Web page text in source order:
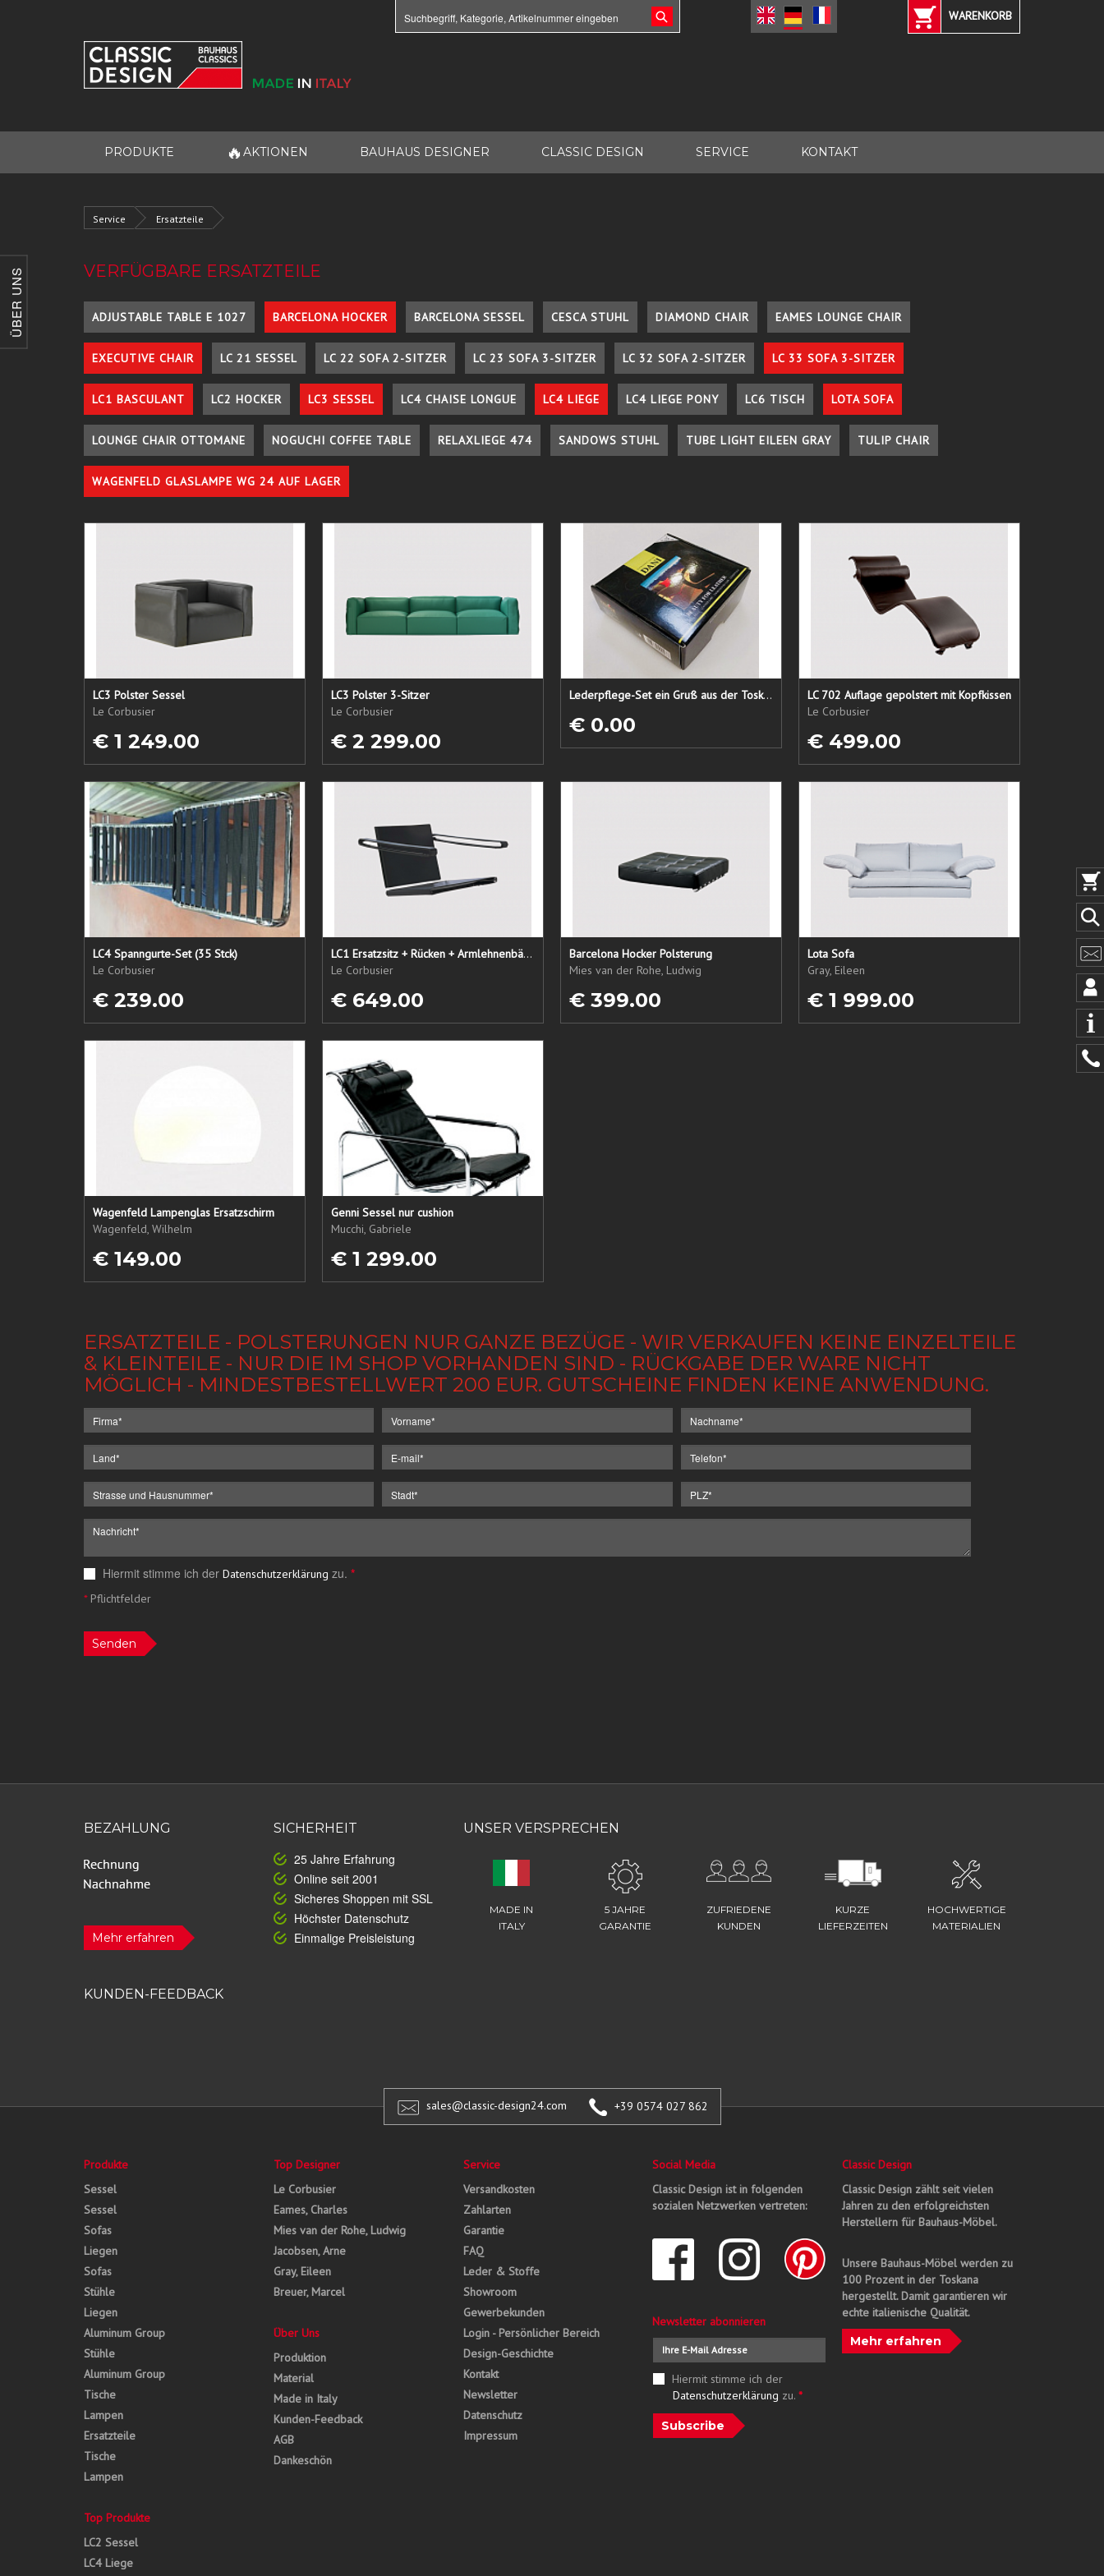
ÜBER UNS
WARENKORB
PRODUKTE 🔥 AKTIONEN BAUHAUS DESIGNER CLASSIC DESIGN SERVICE KONTAKT
Service Ersatzteile
VERFÜGBARE ERSATZTEILE
ADJUSTABLE TABLE E 1027 BARCELONA HOCKER BARCELONA SESSEL CESCA STUHL DIAMOND CHAIR EAMES LOUNGE CHAIR
EXECUTIVE CHAIR LC 21 SESSEL LC 22 SOFA 2-SITZER LC 23 SOFA 3-SITZER LC 32 SOFA 2-SITZER LC 33 SOFA 3-SITZER
LC1 BASCULANT LC2 HOCKER LC3 SESSEL LC4 CHAISE LONGUE LC4 LIEGE LC4 LIEGE PONY LC6 TISCH LOTA SOFA
LOUNGE CHAIR OTTOMANE NOGUCHI COFFEE TABLE RELAXLIEGE 474 SANDOWS STUHL TUBE LIGHT EILEEN GRAY TULIP CHAIR
WAGENFELD GLASLAMPE WG 24 AUF LAGER
LC3 Polster Sessel
Le Corbusier
€ 1 249.00
LC3 Polster 3-Sitzer
Le Corbusier
€ 2 299.00
Lederpflege-Set ein Gruß aus der Toskana...
€ 0.00
LC 702 Auflage gepolstert mit Kopfkissen
Le Corbusier
€ 499.00
LC4 Spanngurte-Set (35 Stck)
Le Corbusier
€ 239.00
LC1 Ersatzsitz + Rücken + Armlehnenbänder
Le Corbusier
€ 649.00
Barcelona Hocker Polsterung
Mies van der Rohe, Ludwig
€ 399.00
Lota Sofa
Gray, Eileen
€ 1 999.00
Wagenfeld Lampenglas Ersatzschirm
Wagenfeld, Wilhelm
€ 149.00
Genni Sessel nur cushion
Mucchi, Gabriele
€ 1 299.00
ERSATZTEILE - POLSTERUNGEN NUR GANZE BEZÜGE - WIR VERKAUFEN KEINE EINZELTEILE
& KLEINTEILE - NUR DIE IM SHOP VORHANDEN SIND - RÜCKGABE DER WARE NICHT
MÖGLICH - MINDESTBESTELLWERT 200 EUR. GUTSCHEINE FINDEN KEINE ANWENDUNG.
Hiermit stimme ich der Datenschutzerklärung zu. *
*Pflichtfelder
Senden
BEZAHLUNG
Mehr erfahren
SICHERHEIT
25 Jahre Erfahrung
Online seit 2001
Sicheres Shoppen mit SSL
Höchster Datenschutz
Einmalige Preisleistung
UNSER VERSPRECHEN
MADE IN
ITALY
5 JAHRE
GARANTIE
ZUFRIEDENE
KUNDEN
KURZE
LIEFERZEITEN
HOCHWERTIGE
MATERIALIEN
KUNDEN-FEEDBACK
sales@classic-design24.com +39 0574 027 862
Produkte
Sessel
Sessel
Sofas
Liegen
Sofas
Stühle
Liegen
Aluminum Group
Stühle
Aluminum Group
Tische
Lampen
Ersatzteile
Tische
Lampen
Top Produkte
LC2 Sessel
LC4 Liege
Top Designer
Le Corbusier
Eames, Charles
Mies van der Rohe, Ludwig
Jacobsen, Arne
Gray, Eileen
Breuer, Marcel
Über Uns
Produktion
Material
Made in Italy
Kunden-Feedback
AGB
Dankeschön
Service
Versandkosten
Zahlarten
Garantie
FAQ
Leder & Stoffe
Showroom
Gewerbekunden
Login - Persönlicher Bereich
Design-Geschichte
Kontakt
Newsletter
Datenschutz
Impressum
Social Media
Classic Design ist in folgenden
sozialen Netzwerken vertreten:
Newsletter abonnieren
Hiermit stimme ich der
Datenschutzerklärung zu. *
Subscribe
Classic Design
Classic Design zählt seit vielen
Jahren zu den erfolgreichsten
Herstellern für Bauhaus-Möbel.
Unsere Bauhaus-Möbel werden zu
100 Prozent in der Toskana
hergestellt. Damit garantieren wir
echte italienische Qualität.
Mehr erfahren